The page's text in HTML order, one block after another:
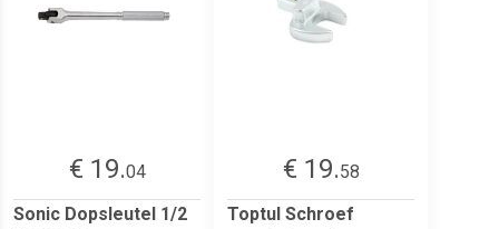
€ 19.04
Sonic Dopsleutel 1/2
€ 19.58
Toptul Schroef